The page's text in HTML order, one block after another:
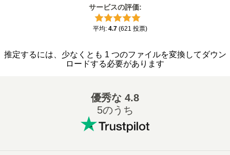
サービスの評価:
平均: 4.7 (621 投票)
推定するには、少なくとも 1 つのファイルを変換してダウン
ロードする必要があります
優秀な 4.8
5のうち